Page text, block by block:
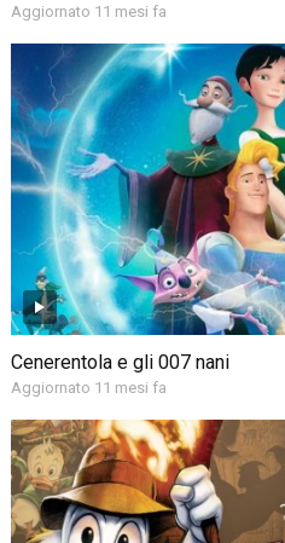
Aggiornato 11 mesi fa
Cenerentola e gli 007 nani
Aggiornato 11 mesi fa